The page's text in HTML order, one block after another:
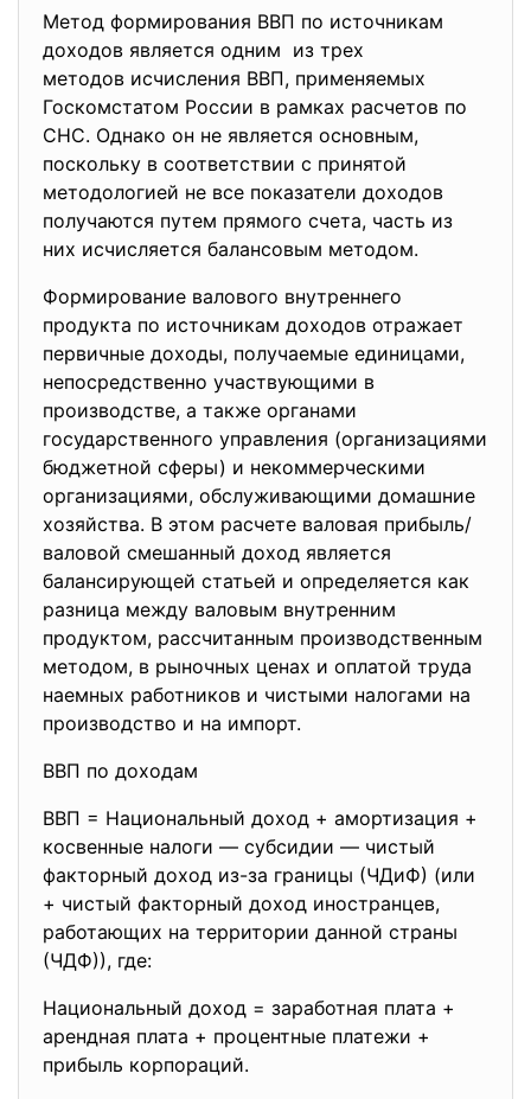
Метод формирования ВВП по источникам
доходов является одним из трех
методов исчисления ВВП, применяемых
Госкомстатом России в рамках расчетов по
СНС. Однако он не является основным,
поскольку в соответствии с принятой
методологией не все показатели доходов
получаются путем прямого счета, часть из
них исчисляется балансовым методом.
Формирование валового внутреннего
продукта по источникам доходов отражает
первичные доходы, получаемые единицами,
непосредственно участвующими в
производстве, а также органами
государственного управления (организациями
бюджетной сферы) и некоммерческими
организациями, обслуживающими домашние
хозяйства. В этом расчете валовая прибыль/
валовой смешанный доход является
балансирующей статьей и определяется как
разница между валовым внутренним
продуктом, рассчитанным производственным
методом, в рыночных ценах и оплатой труда
наемных работников и чистыми налогами на
производство и на импорт.
ВВП по доходам
ВВП = Национальный доход + амортизация +
косвенные налоги — субсидии — чистый
факторный доход из-за границы (ЧДиФ) (или
+ чистый факторный доход иностранцев,
работающих на территории данной страны
(ЧДФ)), где:
Национальный доход = заработная плата +
арендная плата + процентные платежи +
прибыль корпораций.